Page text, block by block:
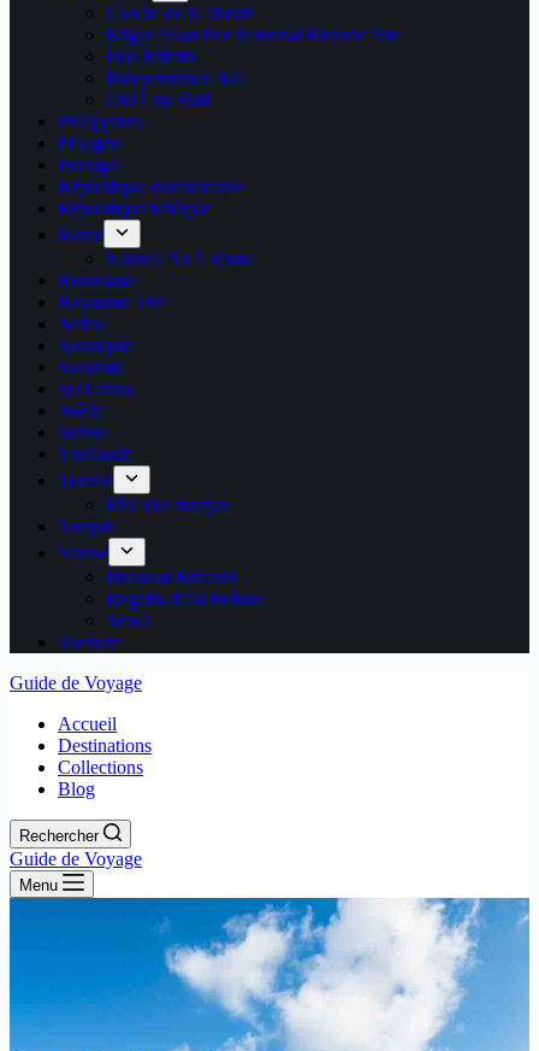
Cloche de la liberté
Edgar Allan Poe National Historic Site
Fort Mifflin
Independence hall
Old City Hall
Philippines
Pologne
Portugal
République dominicaine
République tchèque
Rome
Nouvel An à Rome
Roumanie
Royaume Uni
Serbie
Slovaquie
Slovénie
Sri Lanka
Suède
Suisse
Thaïlande
Tunisie
Fête des martyrs
Turquie
Venise
Bussolai Buranei
Regatta della Befane
Sensa
Vietnam
Guide de Voyage
Accueil
Destinations
Collections
Blog
Rechercher
Guide de Voyage
Menu